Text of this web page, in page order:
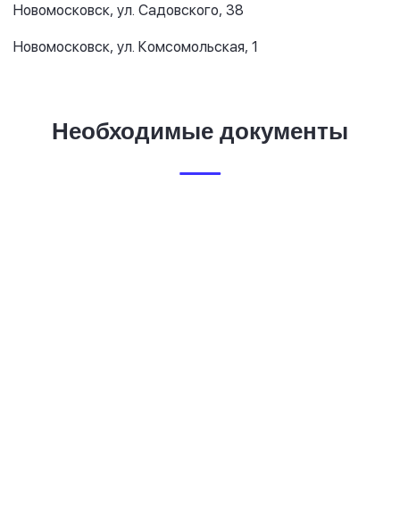
Новомосковск, ул. Садовского, 38
Новомосковск, ул. Комсомольская, 1
Необходимые документы